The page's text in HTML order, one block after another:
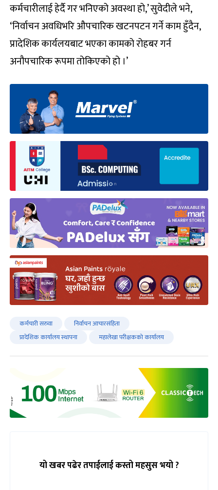
कर्मचारीलाई हेर्दै गर भनिएको अवस्था हो,’ सुवेदीले भने,
‘निर्वाचन अवधिभरि औपचारिक खटनपटन गर्ने काम हुँदैन,
प्रादेशिक कार्यलयबाट भएका कामको रोहबर गर्न
अनौपचारिक रूपमा तोकिएको हो ।’
कर्मचारी सरुवा
निर्वाचन आचारसंहिता
प्रादेशिक कार्यालय स्थापना
महालेखा परीक्षकको कार्यालय
यो खबर पढेर तपाईलाई कस्तो महसुस भयो ?